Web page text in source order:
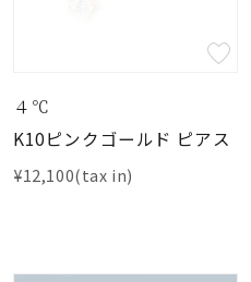
カラー
４℃
K10ピンクゴールド ピアス
¥12,100(tax in)